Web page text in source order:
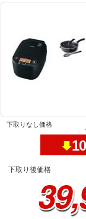
下取りなし価格
下取り後価格